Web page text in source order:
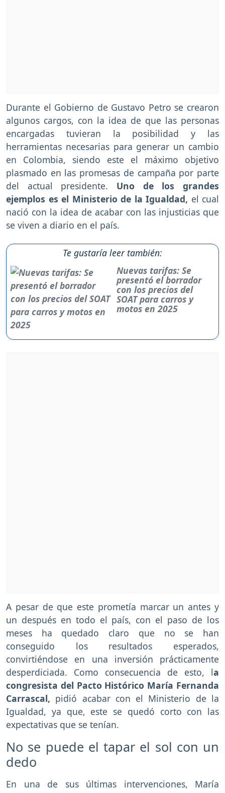
Durante el Gobierno de Gustavo Petro se crearon
algunos cargos, con la idea de que las personas
encargadas tuvieran la posibilidad y las
herramientas necesarias para generar un cambio
en Colombia, siendo este el máximo objetivo
plasmado en las promesas de campaña por parte
del actual presidente. Uno de los grandes
ejemplos es el Ministerio de la Igualdad, el cual
nació con la idea de acabar con las injusticias que
se viven a diario en el país.
Te gustaría leer también:
Nuevas tarifas: Se
presentó el borrador
con los precios del
SOAT para carros y
motos en 2025
A pesar de que este prometía marcar un antes y
un después en todo el país, con el paso de los
meses ha quedado claro que no se han
conseguido los resultados esperados,
convirtiéndose en una inversión prácticamente
desperdiciada. Como consecuencia de esto, la
congresista del Pacto Histórico María Fernanda
Carrascal, pidió acabar con el Ministerio de la
Igualdad, ya que, este se quedó corto con las
expectativas que se tenían.
No se puede el tapar el sol con un
dedo
En una de sus últimas intervenciones, María